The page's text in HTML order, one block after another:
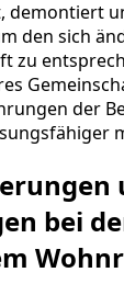
demontiert
den sich
zu
der
bei